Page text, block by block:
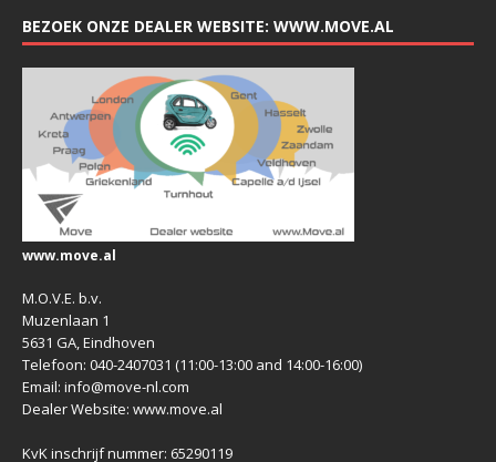
BEZOEK ONZE DEALER WEBSITE: WWW.MOVE.AL
www.move.al
M.O.V.E. b.v.
Muzenlaan 1
5631 GA, Eindhoven
Telefoon: 040-2407031 (11:00-13:00 and 14:00-16:00)
Email: info@move-nl.com
Dealer Website: www.move.al
KvK inschrijf nummer: 65290119